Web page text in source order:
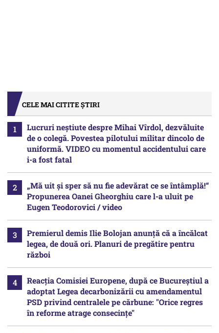
CELE MAI CITITE ȘTIRI
Lucruri neștiute despre Mihai Vîrdol, dezvăluite
de o colegă. Povestea pilotului militar dincolo de
uniformă. VIDEO cu momentul accidentului care
i-a fost fatal
„Mă uit și sper să nu fie adevărat ce se întâmplă!“
Propunerea Oanei Gheorghiu care l-a uluit pe
Eugen Teodorovici / video
Premierul demis Ilie Bolojan anunță că a încălcat
legea, de două ori. Planuri de pregătire pentru
război
Reacția Comisiei Europene, după ce Bucureștiul a
adoptat Legea decarbonizării cu amendamentul
PSD privind centralele pe cărbune: "Orice regres
în reforme atrage consecințe"